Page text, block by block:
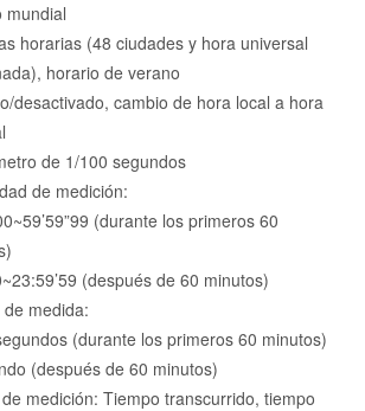
mundial
horarias (48 ciudades y hora universal
horario de verano
desactivado, cambio de hora local a hora
de 1/100 segundos
de medición:
(durante los primeros 60
(después de 60 minutos)
de medida:
(durante los primeros 60 minutos)
(después de 60 minutos)
medición: Tiempo transcurrido, tiempo